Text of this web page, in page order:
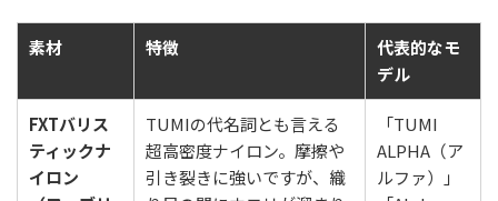
素材 特徴
代表的なモ
デル
FXTバリス
ティックナ
イロン
TUMIの代名詞とも言える
超高密度ナイロン。摩擦や
引き裂きに強いですが、織
「TUMI
ALPHA（ア
ルファ）」